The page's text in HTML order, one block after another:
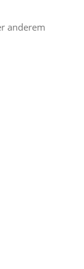
anderem